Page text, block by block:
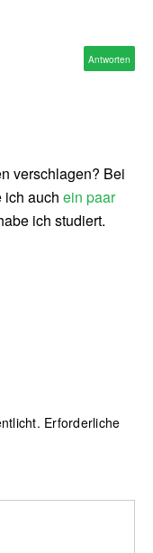
verschlagen? Bei
ich auch ein paar
ich studiert.
Antworten
Erforderliche